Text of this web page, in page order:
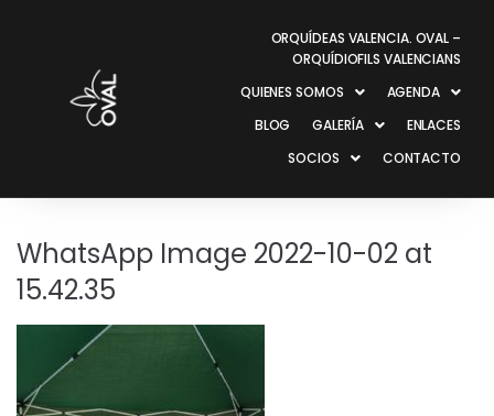
ORQUÍDEAS VALENCIA. OVAL –
ORQUÍDIOFILS VALENCIANS
QUIENES SOMOS
AGENDA
BLOG
GALERÍA
ENLACES
SOCIOS
CONTACTO
WhatsApp Image 2022-10-02 at
15.42.35